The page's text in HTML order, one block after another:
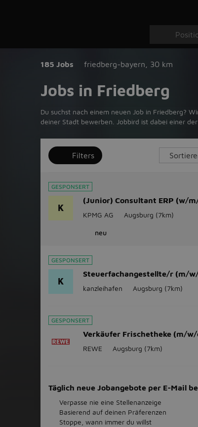
185 Jobs friedberg-bayern 30 km
Jobs in Friedberg
Du suchst nach einem neuen Job in Friedberg?
deiner Stadt bewerben. Jobbird ist dabei einer
Filters
GESPONSERT
K
(Junior) Consultant ERP (w/
KPMG AG Augsburg (7km)
neu
GESPONSERT
K
Steuerfachangestellte/r (m/
kanzleihafen Augsburg (7km)
GESPONSERT
Verkäufer Frischetheke (m/
REWE Augsburg (7km)
Täglich neue Jobangebote per E-Mail
Verpasse nie eine Stellenanzeige
Basierend auf deinen Präferenzen
Stoppe, wann immer du willst